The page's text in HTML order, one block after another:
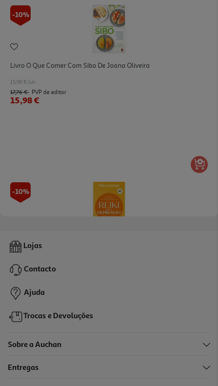
-10%
Livro O Que Comer Com Sibo De Joana Oliveira
15.98 €/un
17,76 € PVP de editor
15,98 €
-10%
Livro Reiki Para A Depressão De João Magalhães
16,75 € PVP de editor
15,08 €
-10%
Lojas
Contacto
Ajuda
Trocas e Devoluções
Sobre a Auchan
Entregas